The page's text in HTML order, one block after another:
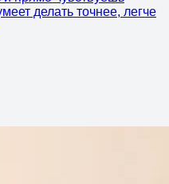
делать точнее, легче